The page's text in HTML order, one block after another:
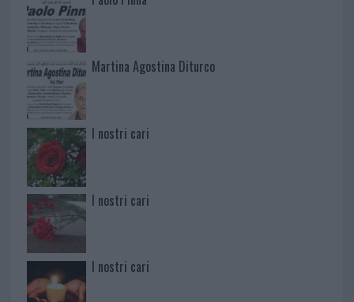
Martina Agostina Diturco
I nostri cari
I nostri cari
I nostri cari